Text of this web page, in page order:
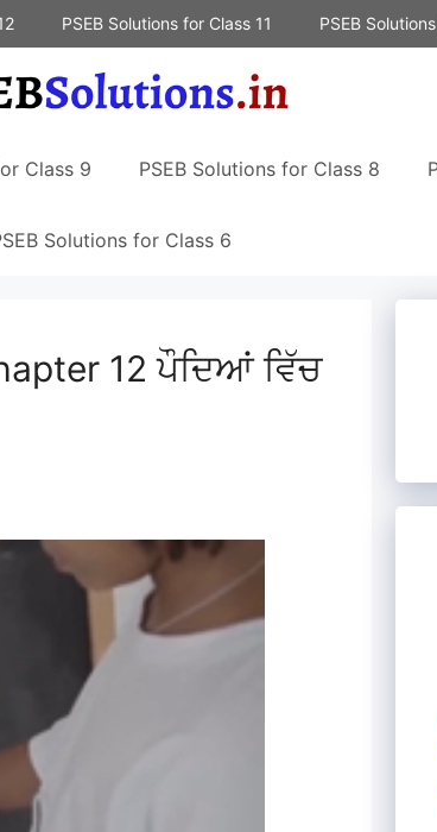
PSEB Solutions for Class 11 PSEB
Class 9 PSEB Solutions for Class 8
Solutions for Class 6
12 ਪੌਦਿਆਂ ਵਿੱਚ